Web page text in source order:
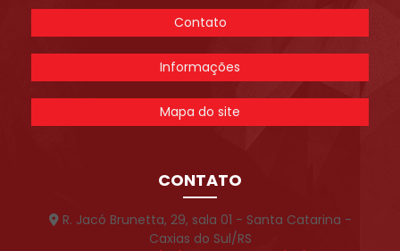
Contato
Informações
Mapa do site
CONTATO
R. Jacó Brunetta, 29, sala 01 - Santa Catarina -
Caxias do Sul/RS